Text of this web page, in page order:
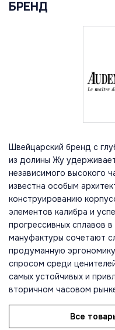
БРЕНД
Швейцарский бренд с
из долины Жу
независимого высокого
известна особым
конструированию
элементов калибра и
прогрессивных сплавов
мануфактуры сочетают
продуманную
спросом среди
самых устойчивых и
вторичном часовом
Все